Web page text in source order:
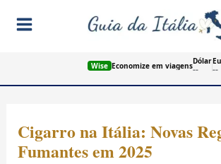
para
Wise Economize em viagensDólar
-- --
Cigarro na Itália: Novas
Fumantes em 2025